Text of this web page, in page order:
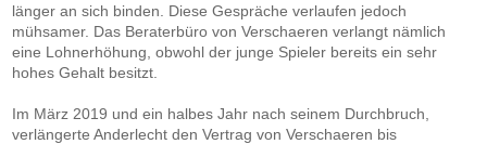
länger an sich binden. Diese Gespräche verlaufen jedoch
mühsamer. Das Beraterbüro von Verschaeren verlangt nämlich
eine Lohnerhöhung, obwohl der junge Spieler bereits ein sehr
hohes Gehalt besitzt.
Im März 2019 und ein halbes Jahr nach seinem Durchbruch,
verlängerte Anderlecht den Vertrag von Verschaeren bis